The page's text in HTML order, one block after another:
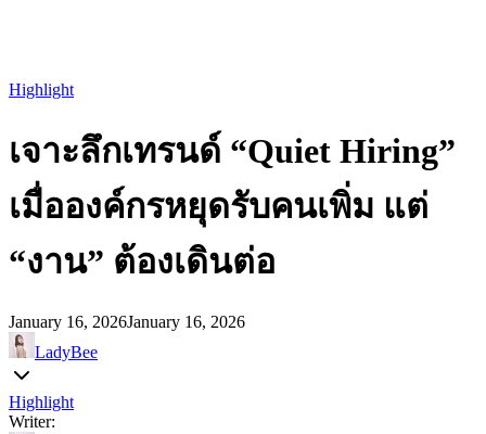
Highlight
เจาะลึกเทรนด์ “Quiet Hiring”
เมื่อองค์กรหยุดรับคนเพิ่ม แต่
“งาน” ต้องเดินต่อ
January 16, 2026January 16, 2026
LadyBee
Highlight
Writer: